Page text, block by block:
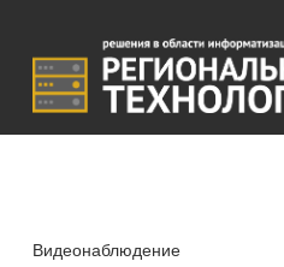
Видеонаблюдение